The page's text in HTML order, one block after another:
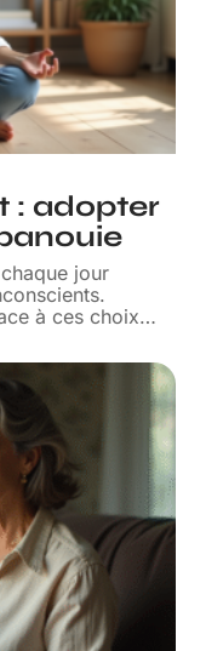
: adopter
jour
à ces choix…